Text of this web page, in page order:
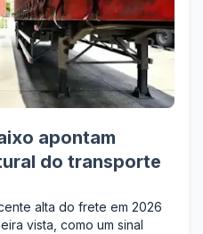
apontam
do transporte
alta do frete em 2026
vista, como um sinal